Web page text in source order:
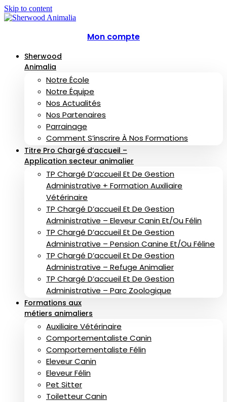
Skip to content
Mon compte
Sherwood
Animalia
Notre École
Notre Équipe
Nos Actualités
Nos Partenaires
Parrainage
Comment S’inscrire À Nos Formations
Titre Pro Chargé d’accueil –
Application secteur animalier
TP Chargé D’accueil Et De Gestion
Administrative + Formation Auxiliaire
Vétérinaire
TP Chargé D’accueil Et De Gestion
Administrative – Eleveur Canin Et/ou Félin
TP Chargé D’accueil Et De Gestion
Administrative – Pension Canine Et/ou Féline
TP Chargé D’accueil Et De Gestion
Administrative – Refuge Animalier
TP Chargé D’accueil Et De Gestion
Administrative – Parc Zoologique
Formations aux
métiers animaliers
Auxiliaire Vétérinaire
Comportementaliste Canin
Comportementaliste Félin
Eleveur Canin
Eleveur Félin
Pet Sitter
Toiletteur Canin